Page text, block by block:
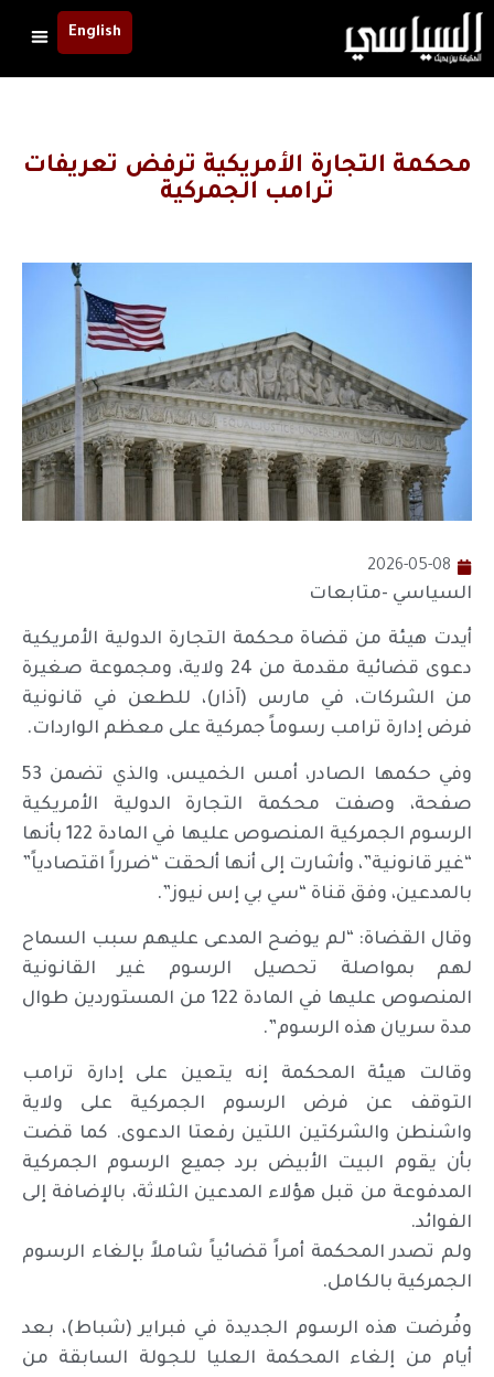
English
محكمة التجارة الأمريكية ترفض تعريفات
ترامب الجمركية
2026-05-08
السياسي -متابعات
أيدت هيئة من قضاة محكمة التجارة الدولية الأمريكية
دعوى قضائية مقدمة من 24 ولاية، ومجموعة صغيرة
من الشركات، في مارس (آذار)، للطعن في قانونية
فرض إدارة ترامب رسوماً جمركية على معظم الواردات.
وفي حكمها الصادر، أمس الخميس، والذي تضمن 53
صفحة، وصفت محكمة التجارة الدولية الأمريكية
الرسوم الجمركية المنصوص عليها في المادة 122 بأنها
“غير قانونية”، وأشارت إلى أنها ألحقت “ضرراً اقتصادياً”
بالمدعين، وفق قناة “سي بي إس نيوز”.
وقال القضاة: “لم يوضح المدعى عليهم سبب السماح
لهم بمواصلة تحصيل الرسوم غير القانونية
المنصوص عليها في المادة 122 من المستوردين طوال
مدة سريان هذه الرسوم”.
وقالت هيئة المحكمة إنه يتعين على إدارة ترامب
التوقف عن فرض الرسوم الجمركية على ولاية
واشنطن والشركتين اللتين رفعتا الدعوى. كما قضت
بأن يقوم البيت الأبيض برد جميع الرسوم الجمركية
المدفوعة من قبل هؤلاء المدعين الثلاثة، بالإضافة إلى
الفوائد.
ولم تصدر المحكمة أمراً قضائياً شاملاً بإلغاء الرسوم
الجمركية بالكامل.
وفُرضت هذه الرسوم الجديدة في فبراير (شباط)، بعد
أيام من إلغاء المحكمة العليا للجولة السابقة من